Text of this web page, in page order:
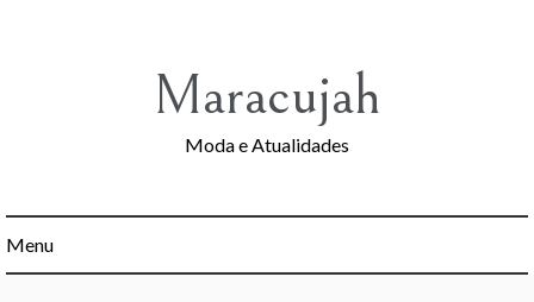
Maracujah
Moda e Atualidades
Menu